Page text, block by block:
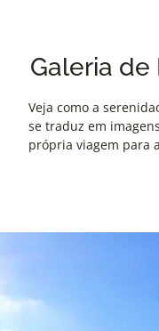
Galeria de
Veja como a
se traduz em
própria viagem para